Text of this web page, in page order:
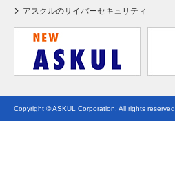
アスクルのサイバーセキュリティ
Copyright © ASKUL Corporation. All rights reserved.